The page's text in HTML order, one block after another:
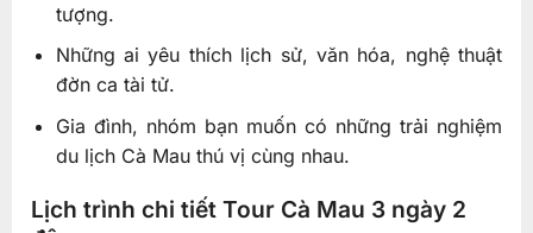
tượng.
Những ai yêu thích lịch sử, văn hóa, nghệ thuật
đờn ca tài tử.
Gia đình, nhóm bạn muốn có những trải nghiệm
du lịch Cà Mau thú vị cùng nhau.
Lịch trình chi tiết Tour Cà Mau 3 ngày 2